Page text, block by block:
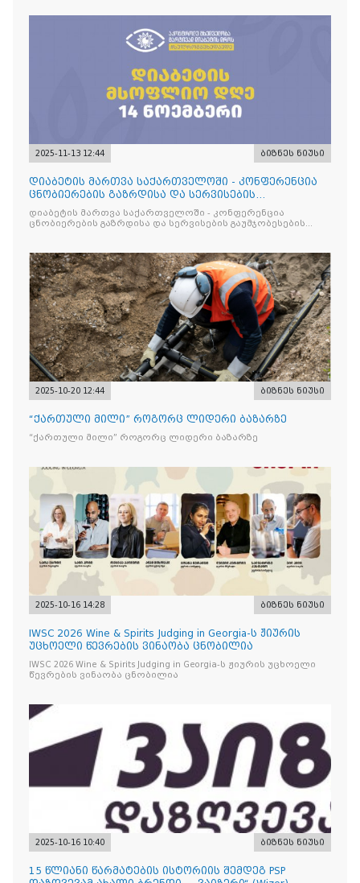
2025-11-13 12:44 ბიზნეს ნიუსი
დიაბეტის მართვა საქართველოში - კონფერენცია
ცნობიერების გაზრდისა და სერვისების
გაუმჯობესების მიზნით
დიაბეტის მართვა საქართველოში - კონფერენცია
ცნობიერების გაზრდისა და სერვისების გაუმჯობესების
2025-10-20 12:44 ბიზნეს ნიუსი
“ქართული მილი” როგორც ლიდერი ბაზარზე
“ქართული მილი” როგორც ლიდერი ბაზარზე
2025-10-16 14:28 ბიზნეს ნიუსი
IWSC 2026 Wine & Spirits Judging in Georgia-ს ჟიურის
უცხოელი წევრების ვინაობა ცნობილია
IWSC 2026 Wine & Spirits Judging in Georgia-ს ჟიურის უცხოელი
წევრების ვინაობა ცნობილია
2025-10-16 10:40 ბიზნეს ნიუსი
15 წლიანი წარმატების ისტორიის შემდეგ PSP